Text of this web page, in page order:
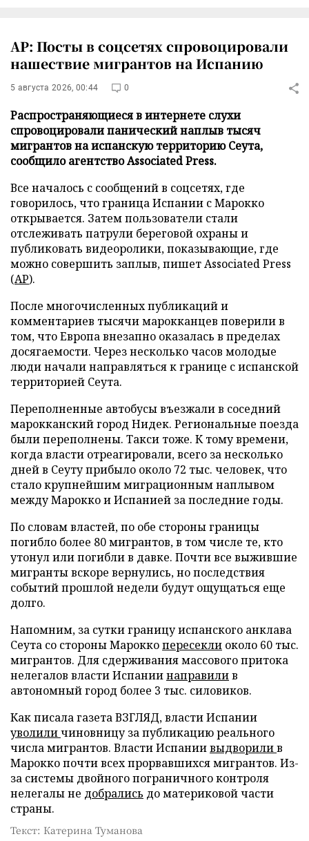
AP: Посты в соцсетях спровоцировали
нашествие мигрантов на Испанию
5 августа 2026, 00:44 0
Распространяющиеся в интернете слухи
спровоцировали панический наплыв тысяч
мигрантов на испанскую территорию Сеута,
сообщило агентство Associated Press.
Все началось с сообщений в соцсетях, где
говорилось, что граница Испании с Марокко
открывается. Затем пользователи стали
отслеживать патрули береговой охраны и
публиковать видеоролики, показывающие, где
можно совершить заплыв, пишет Associated Press
(AP).
После многочисленных публикаций и
комментариев тысячи марокканцев поверили в
том, что Европа внезапно оказалась в пределах
досягаемости. Через несколько часов молодые
люди начали направляться к границе с испанской
территорией Сеута.
Переполненные автобусы въезжали в соседний
марокканский город Нидек. Региональные поезда
были переполнены. Такси тоже. К тому времени,
когда власти отреагировали, всего за несколько
дней в Сеуту прибыло около 72 тыс. человек, что
стало крупнейшим миграционным наплывом
между Марокко и Испанией за последние годы.
По словам властей, по обе стороны границы
погибло более 80 мигрантов, в том числе те, кто
утонул или погибли в давке. Почти все выжившие
мигранты вскоре вернулись, но последствия
событий прошлой недели будут ощущаться еще
долго.
Напомним, за сутки границу испанского анклава
Сеута со стороны Мароккопересекли около 60 тыс.
мигрантов. Для сдерживания массового притока
нелегалов власти Испаниинаправилив
автономный город более 3 тыс. силовиков.
Как писала газета ВЗГЛЯД, власти Испании
уволиличиновницу за публикацию реального
числа мигрантов. Власти Испаниивыдворилив
Марокко почти всех прорвавшихся мигрантов. Из-
за системы двойного пограничного контроля
нелегалы не добрались до материковой части
страны.
Текст: Катерина Туманова